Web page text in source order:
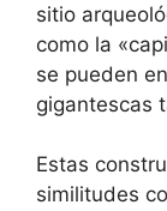
sitio
como la
se pueden
gigantescas
Estas
similitudes